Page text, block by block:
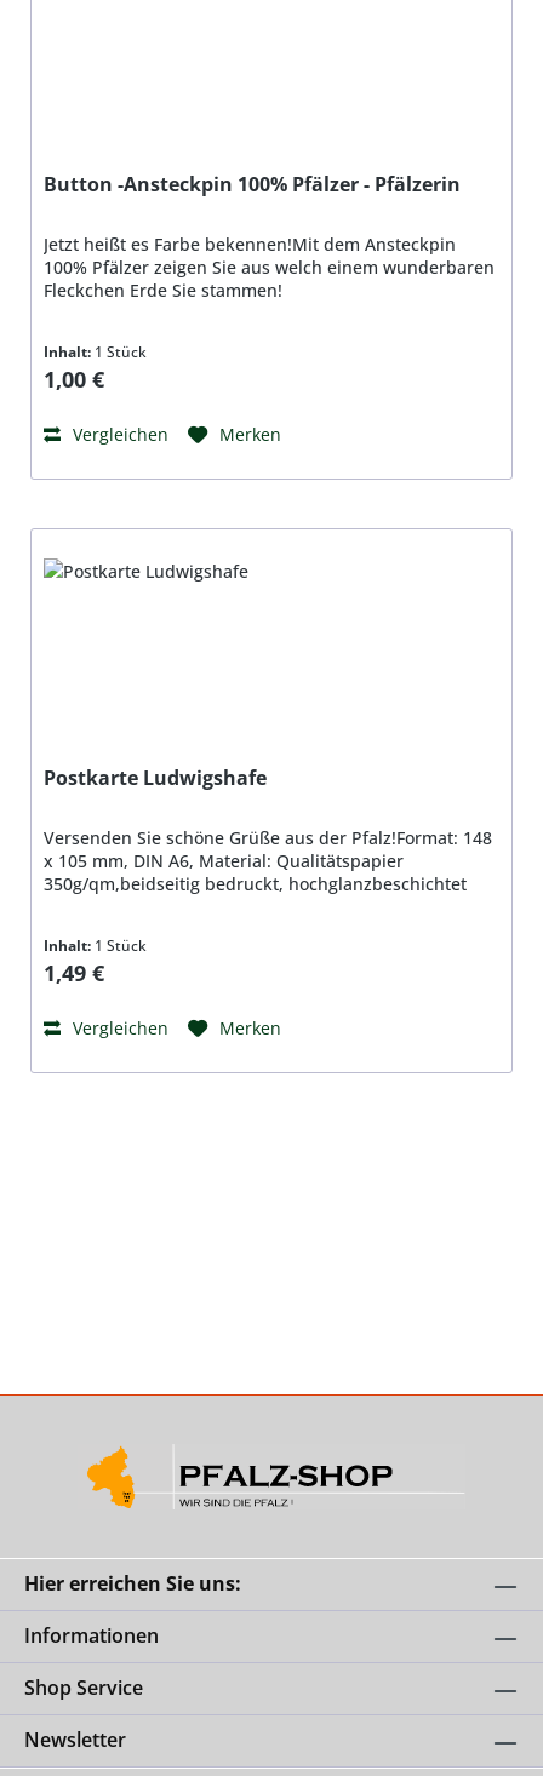
Button -Ansteckpin 100% Pfälzer - Pfälzerin
Jetzt heißt es Farbe bekennen!Mit dem Ansteckpin
100% Pfälzer zeigen Sie aus welch einem wunderbaren
Fleckchen Erde Sie stammen!
Inhalt: 1 Stück
Regulärer Preis:
1,00 €
Vergleichen Merken
Postkarte Ludwigshafe
Versenden Sie schöne Grüße aus der Pfalz!Format: 148
x 105 mm, DIN A6, Material: Qualitätspapier
350g/qm,beidseitig bedruckt, hochglanzbeschichtet
Inhalt: 1 Stück
Regulärer Preis:
1,49 €
Vergleichen Merken
Hier erreichen Sie uns:
Informationen
Shop Service
Newsletter